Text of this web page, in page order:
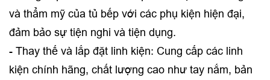
và thẩm mỹ của tủ bếp với các phụ kiện hiện đại,
đảm bảo sự tiện nghi và tiện dụng.
- Thay thế và lắp đặt linh kiện: Cung cấp các linh
kiện chính hãng, chất lượng cao như tay nắm, bản